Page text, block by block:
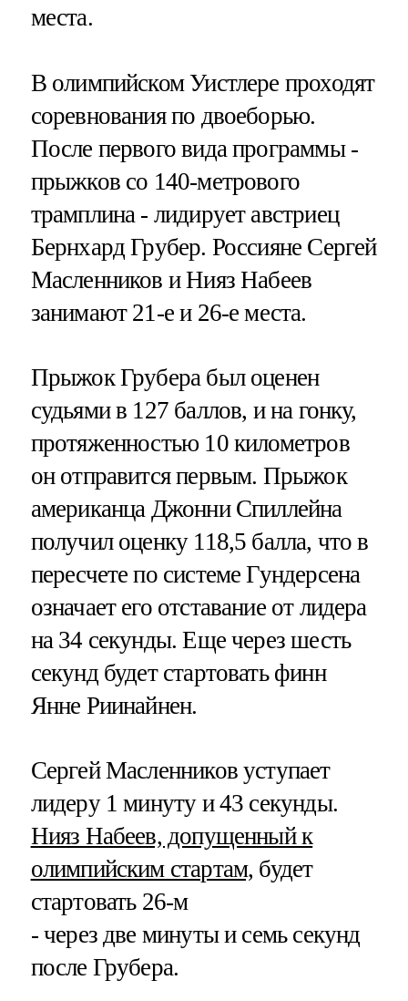
места.
В олимпийском Уистлере проходят
соревнования по двоеборью.
После первого вида программы -
прыжков со 140-метрового
трамплина - лидирует австриец
Бернхард Грубер. Россияне Сергей
Масленников и Нияз Набеев
занимают 21-е и 26-е места.
Прыжок Грубера был оценен
судьями в 127 баллов, и на гонку,
протяженностью 10 километров
он отправится первым. Прыжок
американца Джонни Спиллейна
получил оценку 118,5 балла, что в
пересчете по системе Гундерсена
означает его отставание от лидера
на 34 секунды. Еще через шесть
секунд будет стартовать финн
Янне Риинайнен.
Сергей Масленников уступает
лидеру 1 минуту и 43 секунды.
Нияз Набеев, допущенный к
олимпийским стартам, будет
стартовать 26-м
- через две минуты и семь секунд
после Грубера.